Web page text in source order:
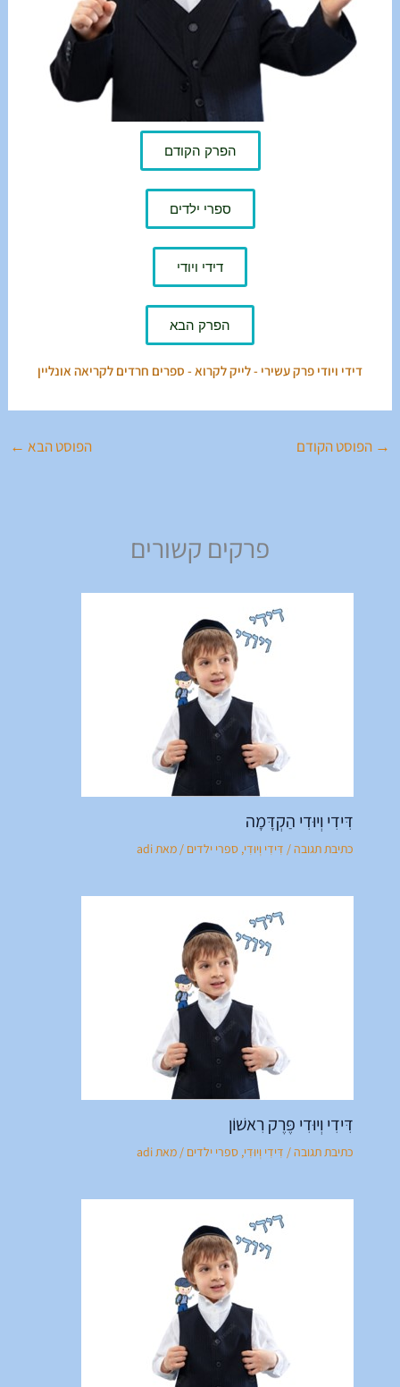
הפרק הקודם
ספרי ילדים
דידי ויודי
הפרק הבא
דידי ויודי פרק עשירי - לייק לקרוא - ספרים חרדים לקריאה אונליין
→ הפוסט הקודם הפוסט הבא ←
פרקים קשורים
דִּידִי וְיוּדִי הַקְדָּמָה
כתיבת תגובה/ דִּידִי וְיוּדִי, ספרי ילדים / מאת adi
דִּידִי וְיוּדִי פֶּרֶק רִאשׁוֹן
כתיבת תגובה/ דִּידִי וְיוּדִי, ספרי ילדים / מאת adi